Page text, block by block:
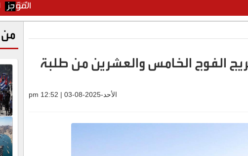
اغلاق باب
الفوج الخامس والعشرين من طلبة
الأحد-2025-08-03 | 12:52 pm
من